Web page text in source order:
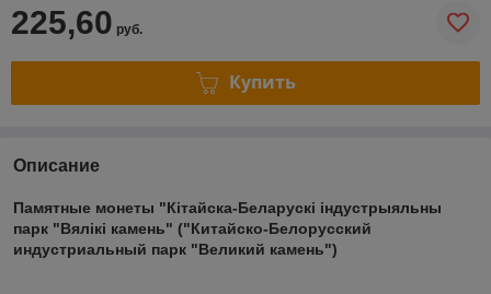
225,60 руб.
Купить
Описание
Памятные монеты "Кітайска-Беларускі індустрыяльны
парк "Вялікі камень" ("Китайско-Белорусский
индустриальный парк "Великий камень")